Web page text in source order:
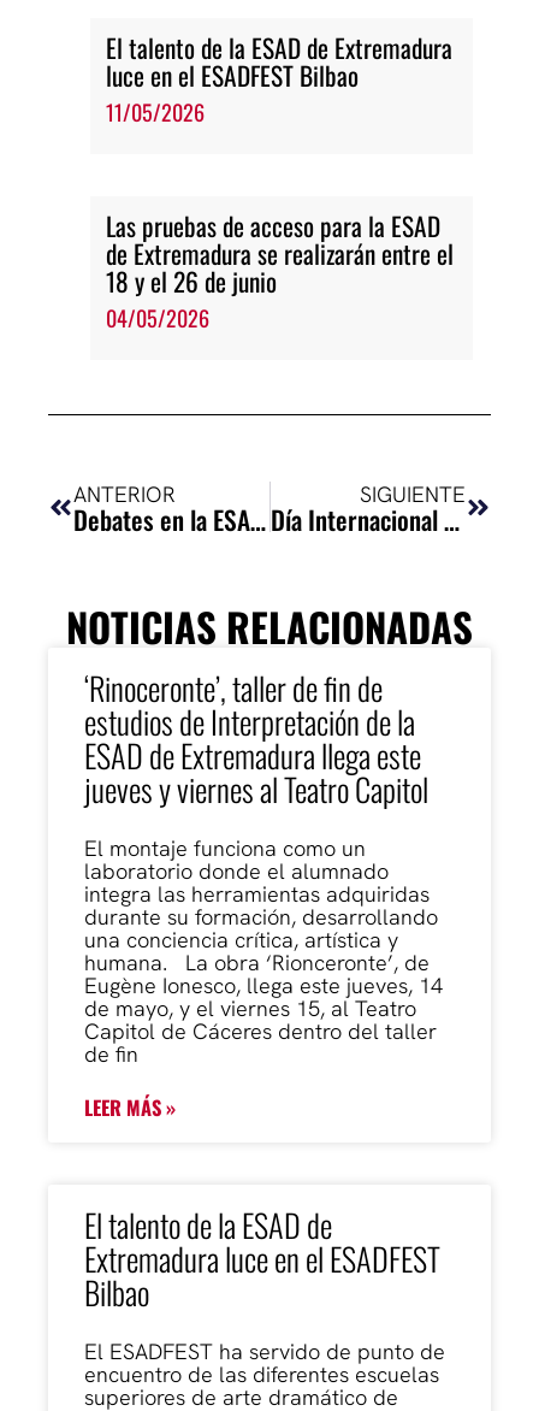
El talento de la ESAD de Extremadura
luce en el ESADFEST Bilbao
11/05/2026
Las pruebas de acceso para la ESAD
de Extremadura se realizarán entre el
18 y el 26 de junio
04/05/2026
ANTERIOR
Debates en la ESAD con …
SIGUIENTE
Día Internacional de los Museos
NOTICIAS RELACIONADAS
‘Rinoceronte’, taller de fin de
estudios de Interpretación de la
ESAD de Extremadura llega este
jueves y viernes al Teatro Capitol
El montaje funciona como un
laboratorio donde el alumnado
integra las herramientas adquiridas
durante su formación, desarrollando
una conciencia crítica, artística y
humana. La obra ‘Rionceronte’, de
Eugène Ionesco, llega este jueves, 14
de mayo, y el viernes 15, al Teatro
Capitol de Cáceres dentro del taller
de fin
LEER MÁS »
El talento de la ESAD de
Extremadura luce en el ESADFEST
Bilbao
El ESADFEST ha servido de punto de
encuentro de las diferentes escuelas
superiores de arte dramático de